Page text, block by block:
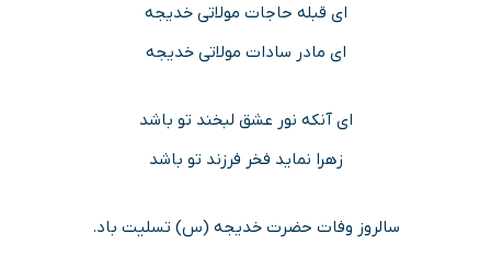
ای قبله حاجات مولاتی خدیجه
ای مادر سادات مولاتی خدیجه
ای آنکه نور عشق لبخند تو باشد
زهرا نماید فخر فرزند تو باشد
سالروز وفات حضرت خدیجه (س) تسلیت باد.